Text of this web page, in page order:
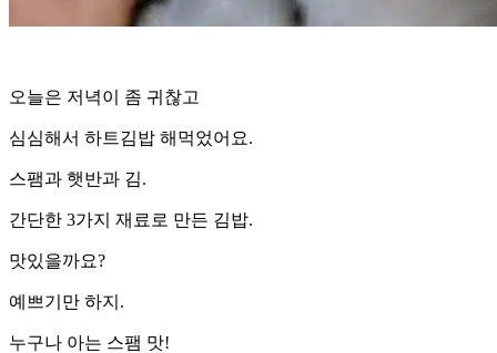
오늘은 저녁이 좀 귀찮고
심심해서 하트김밥 해먹었어요.
스팸과 햇반과 김.
간단한 3가지 재료로 만든 김밥.
맛있을까요?
예쁘기만 하지.
누구나 아는 스팸 맛!